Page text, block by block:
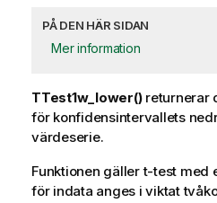
PÅ DEN HÄR SIDAN
Mer information
TTest1w_lower()returnerar
för konfidensintervallets
värdeserie.
Funktionen gäller t-test med
för indata anges i viktat